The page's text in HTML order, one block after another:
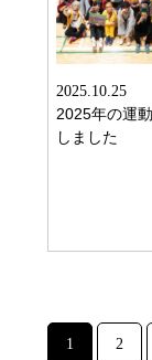
2025.10.25
2025年の運
しました
1 2